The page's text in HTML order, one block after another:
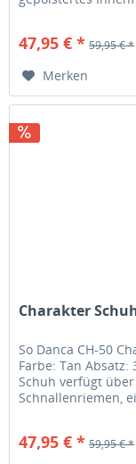
47,95 € * 59,95 € *
Merken
Charakter
So Danca CH-50
Farbe: Tan Absatz:
Schuh verfügt
Schnallenriemen,
47,95 € * 59,95 € *